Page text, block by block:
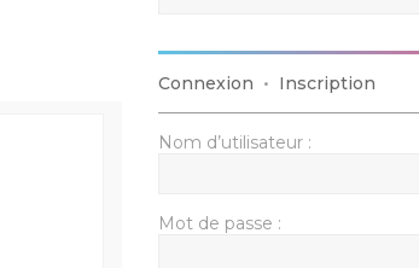
Connexion • Inscription
Nom d’utilisateur :
Mot de passe :